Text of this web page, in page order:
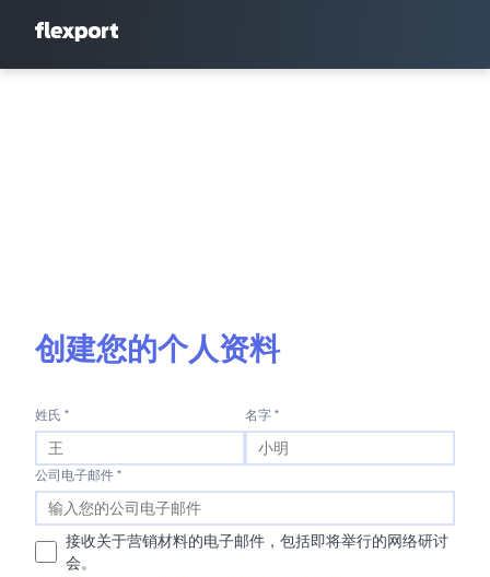
创建您的个人资料
姓氏 * 名字 *
公司电子邮件 *
接收关于营销材料的电子邮件，包括即将举行的网络研讨
会。